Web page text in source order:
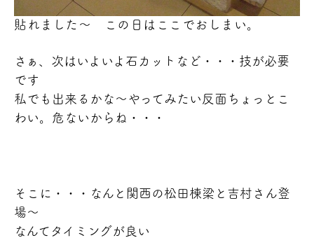
貼れました～ この日はここでおしまい。
さぁ、次はいよいよ石カットなど・・・技が必要
です
私でも出来るかな～ やってみたい反面ちょっとこ
わい。危ないからね・・・
そこに・・・なんと関西の松田棟梁と吉村さん登
場～
なんてタイミングが良い